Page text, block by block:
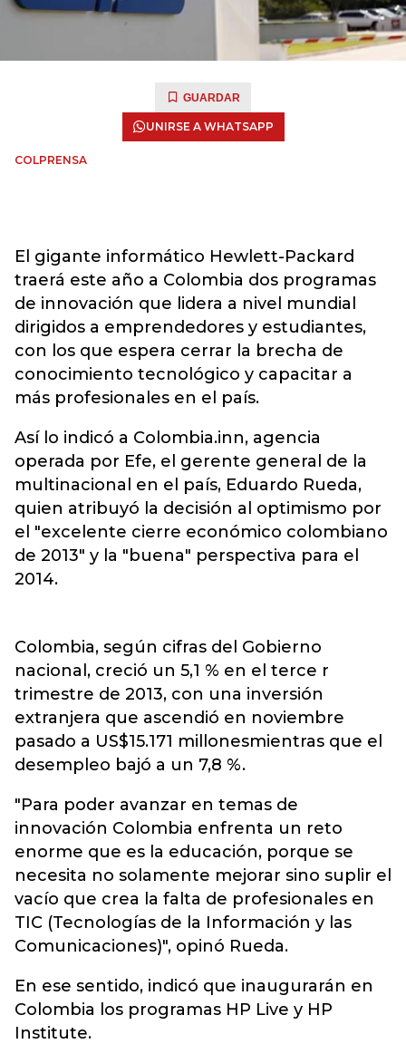
GUARDAR
UNIRSE A WHATSAPP
COLPRENSA
El gigante informático Hewlett-Packard
traerá este año a Colombia dos programas
de innovación que lidera a nivel mundial
dirigidos a emprendedores y estudiantes,
con los que espera cerrar la brecha de
conocimiento tecnológico y capacitar a
más profesionales en el país.
Así lo indicó a Colombia.inn, agencia
operada por Efe, el gerente general de la
multinacional en el país, Eduardo Rueda,
quien atribuyó la decisión al optimismo por
el "excelente cierre económico colombiano
de 2013" y la "buena" perspectiva para el
2014.
Colombia, según cifras del Gobierno
nacional, creció un 5,1 % en el terce r
trimestre de 2013, con una inversión
extranjera que ascendió en noviembre
pasado a US$15.171 millonesmientras que el
desempleo bajó a un 7,8 %.
"Para poder avanzar en temas de
innovación Colombia enfrenta un reto
enorme que es la educación, porque se
necesita no solamente mejorar sino suplir el
vacío que crea la falta de profesionales en
TIC (Tecnologías de la Información y las
Comunicaciones)", opinó Rueda.
En ese sentido, indicó que inaugurarán en
Colombia los programas HP Live y HP
Institute.